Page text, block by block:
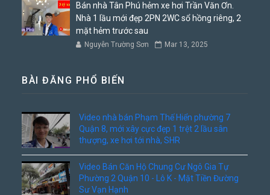
Bán nhà Tân Phú hẻm xe hơi Trần Văn Ơn.
Nhà 1 lầu mới đẹp 2PN 2WC sổ hồng riêng, 2
mặt hẻm trước sau
Nguyễn Trường Sơn Mar 13, 2025
BÀI ĐĂNG PHỔ BIẾN
Video nhà bán Phạm Thế Hiển phường 7
Quận 8, mới xây cực đẹp 1 trệt 2 lầu sân
thượng, xe hơi tới nhà, SHR
Video Bán Căn Hộ Chung Cư Ngô Gia Tự
Phường 2 Quận 10 - Lô K - Mặt Tiền Đường
Sư Vạn Hạnh